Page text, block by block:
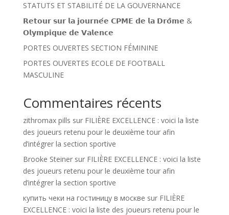
STATUTS ET STABILITÉ DE LA GOUVERNANCE
𝗥𝗲𝘁𝗼𝘂𝗿 𝘀𝘂𝗿 𝗹𝗮 𝗷𝗼𝘂𝗿𝗻𝗲́𝗲 𝗖𝗣𝗠𝗘 𝗱𝗲 𝗹𝗮 𝗗𝗿𝗼̂𝗺𝗲 &
𝗢𝗹𝘆𝗺𝗽𝗶𝗾𝘂𝗲 𝗱𝗲 𝗩𝗮𝗹𝗲𝗻𝗰𝗲
PORTES OUVERTES SECTION FÉMININE
PORTES OUVERTES ECOLE DE FOOTBALL
MASCULINE
Commentaires récents
zithromax pills sur FILIÈRE EXCELLENCE : voici la liste
des joueurs retenu pour le deuxième tour afin
d’intégrer la section sportive
Brooke Steinersur FILIÈRE EXCELLENCE : voici la liste
des joueurs retenu pour le deuxième tour afin
d’intégrer la section sportive
купить чеки на гостиницу в москве sur FILIÈRE
EXCELLENCE : voici la liste des joueurs retenu pour le